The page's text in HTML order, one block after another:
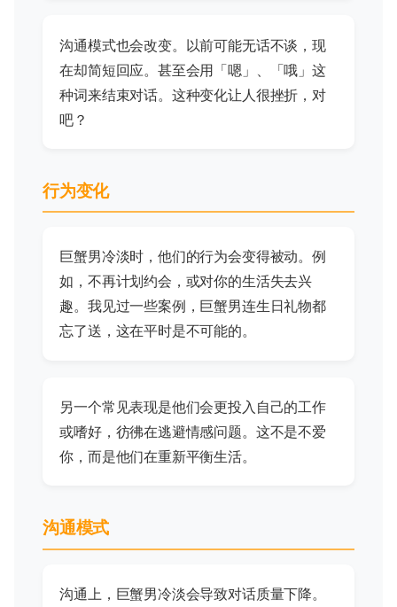
沟通模式也会改变。以前可能无话不谈，现
在却简短回应。甚至会用「嗯」、「哦」这
种词来结束对话。这种变化让人很挫折，对
吧？
行为变化
巨蟹男冷淡时，他们的行为会变得被动。例
如，不再计划约会，或对你的生活失去兴
趣。我见过一些案例，巨蟹男连生日礼物都
忘了送，这在平时是不可能的。
另一个常见表现是他们会更投入自己的工作
或嗜好，彷彿在逃避情感问题。这不是不爱
你，而是他们在重新平衡生活。
沟通模式
沟通上，巨蟹男冷淡会导致对话质量下降。